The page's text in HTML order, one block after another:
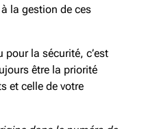
la gestion de ces
pour la sécurité, c’est
être la priorité
et celle de votre